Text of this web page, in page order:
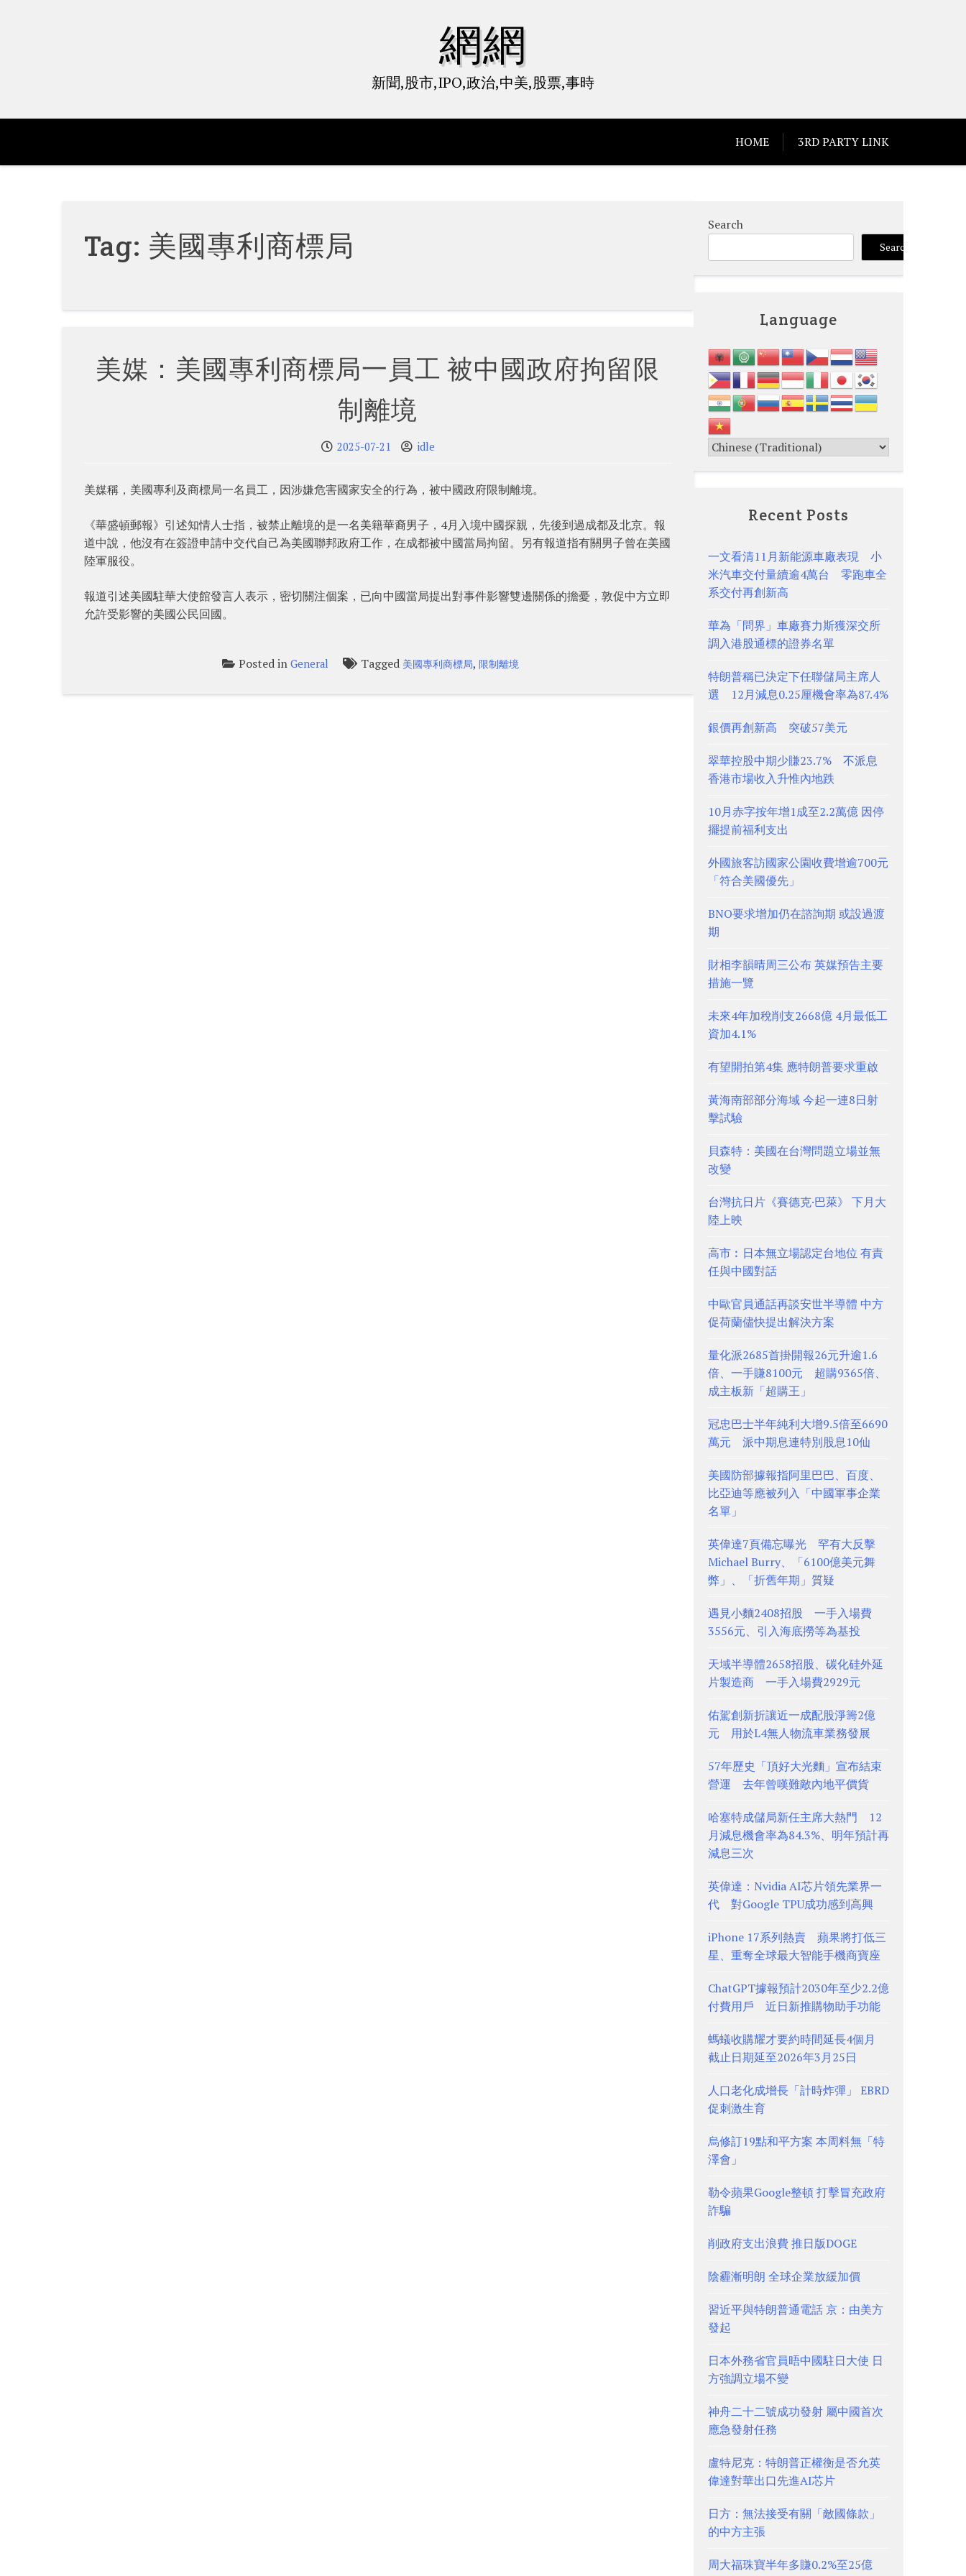
網網
新聞,股市,IPO,政治,中美,股票,事時
HOME 3RD PARTY LINK
Tag: 美國專利商標局
美媒：美國專利商標局一員工 被中國政府拘留限
制離境
2025-07-21 idle
美媒稱，美國專利及商標局一名員工，因涉嫌危害國家安全的行為，被中國政府限制離境。
《華盛頓郵報》引述知情人士指，被禁止離境的是一名美籍華裔男子，4月入境中國探親，先後到過成都及北京。報
道中說，他沒有在簽證申請中交代自己為美國聯邦政府工作，在成都被中國當局拘留。另有報道指有關男子曾在美國
陸軍服役。
報道引述美國駐華大使館發言人表示，密切關注個案，已向中國當局提出對事件影響雙邊關係的擔憂，敦促中方立即
允許受影響的美國公民回國。
Posted inGeneral Tagged 美國專利商標局,限制離境
Search
Search
Language
Recent Posts
一文看清11月新能源車廠表現 小
米汽車交付量續逾4萬台 零跑車全
系交付再創新高
華為「問界」車廠賽力斯獲深交所
調入港股通標的證券名單
特朗普稱已決定下任聯儲局主席人
選 12月減息0.25厘機會率為87.4%
銀價再創新高 突破57美元
翠華控股中期少賺23.7% 不派息
香港市場收入升惟內地跌
10月赤字按年增1成至2.2萬億 因停
擺提前福利支出
外國旅客訪國家公園收費增逾700元
「符合美國優先」
BNO要求增加仍在諮詢期 或設過渡
期
財相李韻晴周三公布 英媒預告主要
措施一覽
未來4年加稅削支2668億 4月最低工
資加4.1%
有望開拍第4集 應特朗普要求重啟
黃海南部部分海域 今起一連8日射
擊試驗
貝森特：美國在台灣問題立場並無
改變
台灣抗日片《賽德克·巴萊》 下月大
陸上映
高市︰日本無立場認定台地位 有責
任與中國對話
中歐官員通話再談安世半導體 中方
促荷蘭儘快提出解決方案
量化派2685首掛開報26元升逾1.6
倍、一手賺8100元 超購9365倍、
成主板新「超購王」
冠忠巴士半年純利大增9.5倍至6690
萬元 派中期息連特別股息10仙
美國防部據報指阿里巴巴、百度、
比亞迪等應被列入「中國軍事企業
名單」
英偉達7頁備忘曝光 罕有大反擊
Michael Burry、「6100億美元舞
弊」、「折舊年期」質疑
遇見小麵2408招股 一手入場費
3556元、引入海底撈等為基投
天域半導體2658招股、碳化硅外延
片製造商 一手入場費2929元
佑駕創新折讓近一成配股淨籌2億
元 用於L4無人物流車業務發展
57年歷史「頂好大光麵」宣布結束
營運 去年曾嘆難敵內地平價貨
哈塞特成儲局新任主席大熱門 12
月減息機會率為84.3%、明年預計再
減息三次
英偉達：Nvidia AI芯片領先業界一
代 對Google TPU成功感到高興
iPhone 17系列熱賣 蘋果將打低三
星、重奪全球最大智能手機商寶座
ChatGPT據報預計2030年至少2.2億
付費用戶 近日新推購物助手功能
螞蟻收購耀才要約時間延長4個月
截止日期延至2026年3月25日
人口老化成增長「計時炸彈」 EBRD
促刺激生育
烏修訂19點和平方案 本周料無「特
澤會」
勒令蘋果Google整頓 打擊冒充政府
詐騙
削政府支出浪費 推日版DOGE
陰霾漸明朗 全球企業放緩加價
習近平與特朗普通電話 京：由美方
發起
日本外務省官員晤中國駐日大使 日
方強調立場不變
神舟二十二號成功發射 屬中國首次
應急發射任務
盧特尼克：特朗普正權衡是否允英
偉達對華出口先進AI芯片
日方：無法接受有關「敵國條款」
的中方主張
周大福珠寶半年多賺0.2%至25億